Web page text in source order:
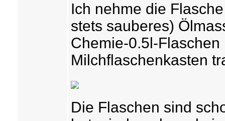
Ich nehme die
stets sauberes)
Chemie-0.5l-
Milchflaschenkasten
Die Flaschen sind